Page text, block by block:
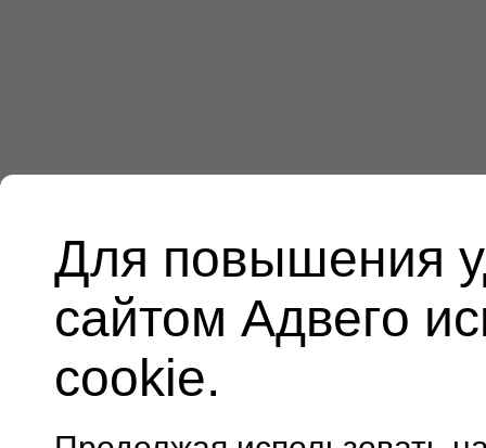
Для повышения
сайтом Адвего
cookie.